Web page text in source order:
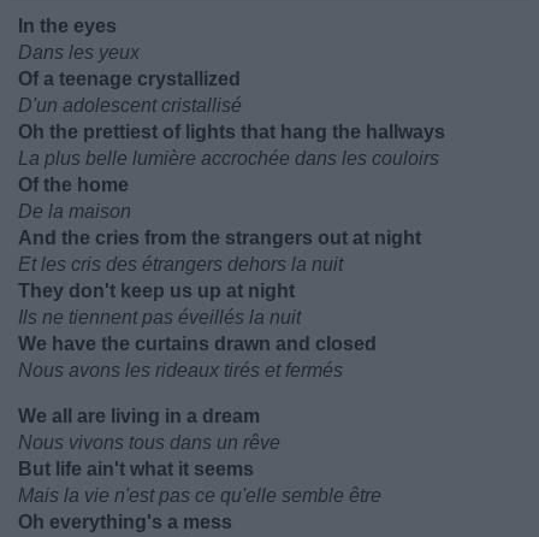
In the eyes
Dans les yeux
Of a teenage crystallized
D'un adolescent cristallisé
Oh the prettiest of lights that hang the hallways
La plus belle lumière accrochée dans les couloirs
Of the home
De la maison
And the cries from the strangers out at night
Et les cris des étrangers dehors la nuit
They don't keep us up at night
Ils ne tiennent pas éveillés la nuit
We have the curtains drawn and closed
Nous avons les rideaux tirés et fermés
We all are living in a dream
Nous vivons tous dans un rêve
But life ain't what it seems
Mais la vie n'est pas ce qu'elle semble être
Oh everything's a mess